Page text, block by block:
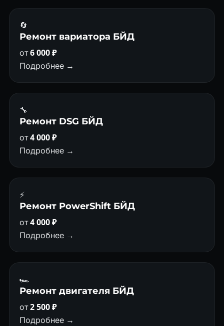
🔄
Ремонт вариатора БЙД
от6 000 ₽
Подробнее →
🔧
Ремонт DSG БЙД
от4 000 ₽
Подробнее →
⚡
Ремонт PowerShift БЙД
от4 000 ₽
Подробнее →
🏎
Ремонт двигателя БЙД
от2 500 ₽
Подробнее →